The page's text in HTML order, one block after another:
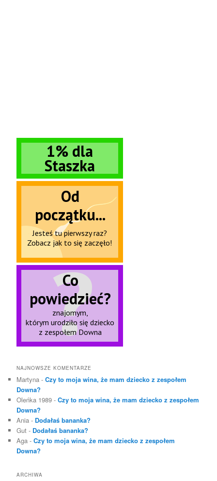
NAJNOWSZE KOMENTARZE
Martyna -Czy to moja wina, że mam dziecko z zespołem
Downa?
Oleńka 1989 -Czy to moja wina, że mam dziecko z zespołem
Downa?
Ania - Dodałaś bananka?
Gut - Dodałaś bananka?
Aga -Czy to moja wina, że mam dziecko z zespołem
Downa?
ARCHIWA